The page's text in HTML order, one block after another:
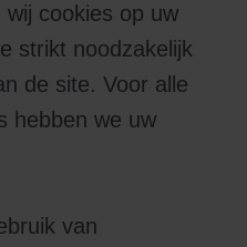
cookies op uw
strikt noodzakelijk
de site. Voor alle
hebben we uw
van